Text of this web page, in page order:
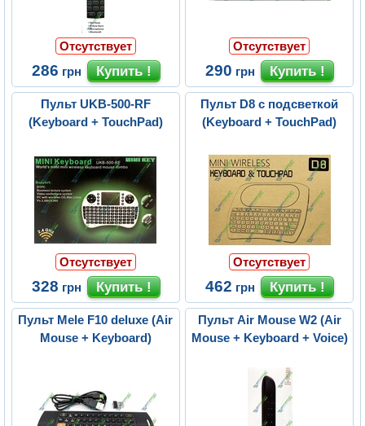
Отсутствует
286 грн
Отсутствует
290 грн
Пульт UKB-500-RF
(Keyboard + TouchPad)
Отсутствует
328 грн
Пульт D8 с подсветкой
(Keyboard + TouchPad)
Отсутствует
462 грн
Пульт Mele F10 deluxe (Air
Mouse + Keyboard)
Пульт Air Mouse W2 (Air
Mouse + Keyboard + Voice)